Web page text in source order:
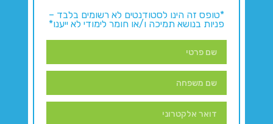
*טופס זה הינו לסטודנטים לא רשומים בלבד –
פניות בנושא תמיכה ו/או חומר לימודי לא ייענו*